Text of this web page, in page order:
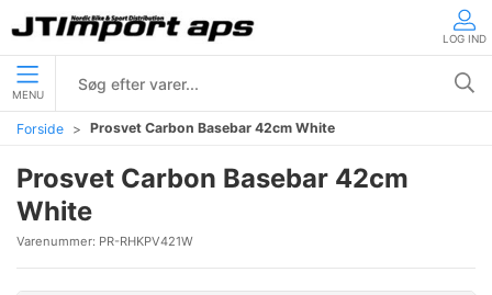
LOG IND
MENU
Forside Prosvet Carbon Basebar 42cm White
Prosvet Carbon Basebar 42cm
White
Varenummer: PR-RHKPV421W